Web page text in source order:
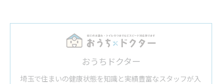
おうちドクター
埼玉で住まいの健康状態を知識と実績豊富なスタッフが入